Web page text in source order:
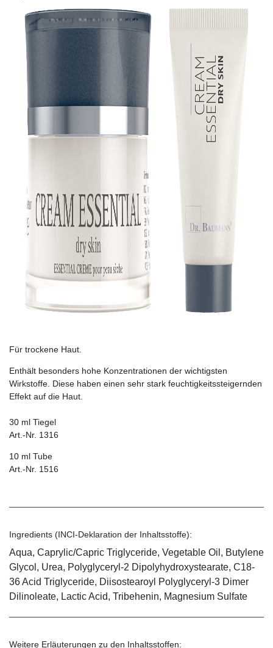
Für trockene Haut.
Enthält besonders hohe Konzentrationen der wichtigsten
Wirkstoffe. Diese haben einen sehr stark feuchtigkeitssteigernden
Effekt auf die Haut.
30 ml Tiegel
Art.-Nr. 1316
10 ml Tube
Art.-Nr. 1516
Ingredients (INCI-Deklaration der Inhaltsstoffe):
Aqua, Caprylic/Capric Triglyceride, Vegetable Oil, Butylene
Glycol, Urea, Polyglyceryl-2 Dipolyhydroxystearate, C18-
36 Acid Triglyceride, Diisostearoyl Polyglyceryl-3 Dimer
Dilinoleate, Lactic Acid, Tribehenin, Magnesium Sulfate
Weitere Erläuterungen zu den Inhaltsstoffen: